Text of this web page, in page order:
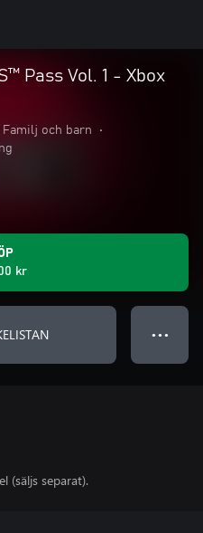
Pass Vol. 1 - Xbox
Familj och barn
•
kr
● ● ●
(säljs separat).